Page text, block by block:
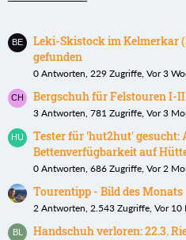
Leki-Skistock im Kelmerkar
gefunden
0 Antworten, 229 Zugriffe, Vor 3
Bergschuh für Felstouren I-II
3 Antworten, 781 Zugriffe, Vor 3
Tester für 'hut2hut' gesucht:
Bettenverfügbarkeit auf
0 Antworten, 686 Zugriffe, Vor 2
Tourentipp - Bild des Monats
2 Antworten, 2.543 Zugriffe, Vor 10
Handschuh verloren: 22.3.